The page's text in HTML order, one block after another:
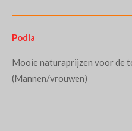
Podia
Mooie naturaprijzen voor de
(Mannen/vrouwen)